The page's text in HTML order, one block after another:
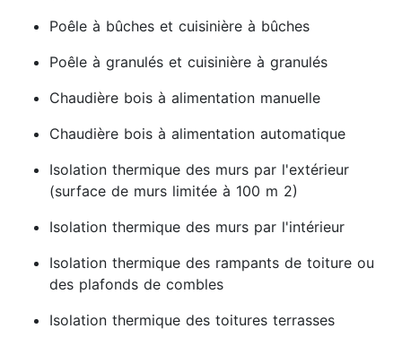
Poêle à bûches et cuisinière à bûches
Poêle à granulés et cuisinière à granulés
Chaudière bois à alimentation manuelle
Chaudière bois à alimentation automatique
Isolation thermique des murs par l'extérieur
(surface de murs limitée à 100 m 2)
Isolation thermique des murs par l'intérieur
Isolation thermique des rampants de toiture ou
des plafonds de combles
Isolation thermique des toitures terrasses